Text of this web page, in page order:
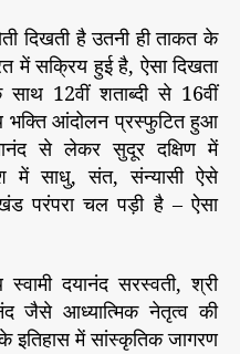
दिखती है उतनी ही ताकत के
में सक्रिय हुई है, ऐसा दिखता
12वीं शताब्दी से 16वीं
भक्ति आंदोलन प्रस्फुटित हुआ
से लेकर सुदूर दक्षिण में
में साधु, संत, संन्यासी ऐसे
परंपरा चल पड़ी है – ऐसा
दयानंद सरस्वती, श्री
जैसे आध्यात्मिक नेतृत्व की
इतिहास में सांस्कृतिक जागरण